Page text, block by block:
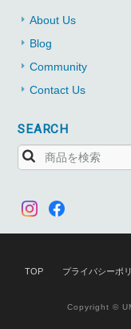
About Us
Blog
Community
Contact Us
SEARCH
TOP プライバシーポ
Copyright ©